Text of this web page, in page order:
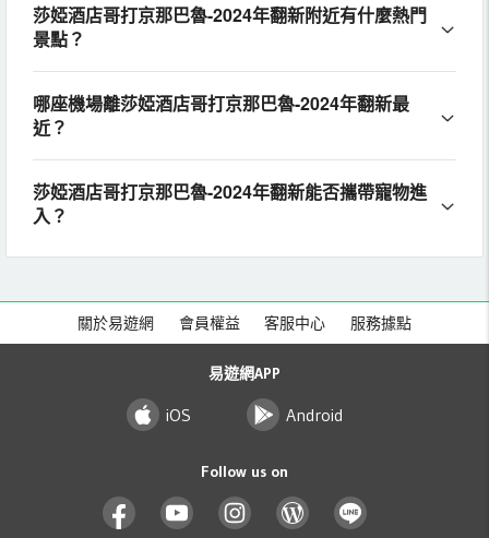
莎婭酒店哥打京那巴魯-2024年翻新附近有什麼熱門
景點？
哪座機場離莎婭酒店哥打京那巴魯-2024年翻新最
近？
莎婭酒店哥打京那巴魯-2024年翻新能否攜帶寵物進
入？
關於易遊網 會員權益 客服中心 服務據點
易遊網APP
iOS Android
Follow us on